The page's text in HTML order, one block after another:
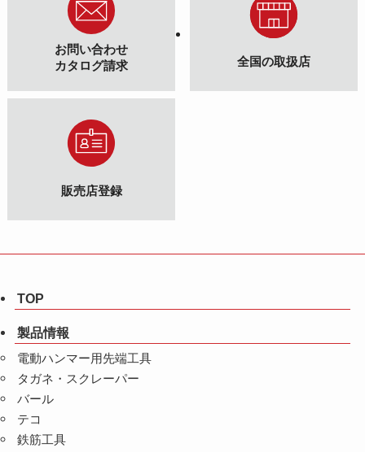
お問い合わせ
カタログ請求
全国の取扱店
販売店登録
TOP
製品情報
電動ハンマー用先端工具
タガネ・スクレーパー
バール
テコ
鉄筋工具